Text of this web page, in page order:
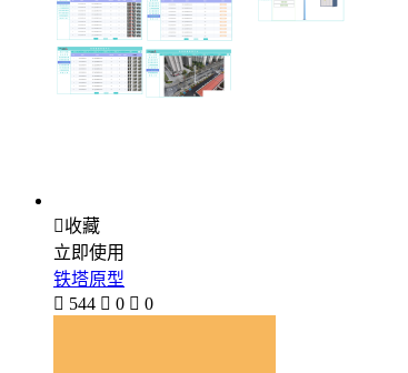
收藏
立即使用
铁塔原型
 544  0  0